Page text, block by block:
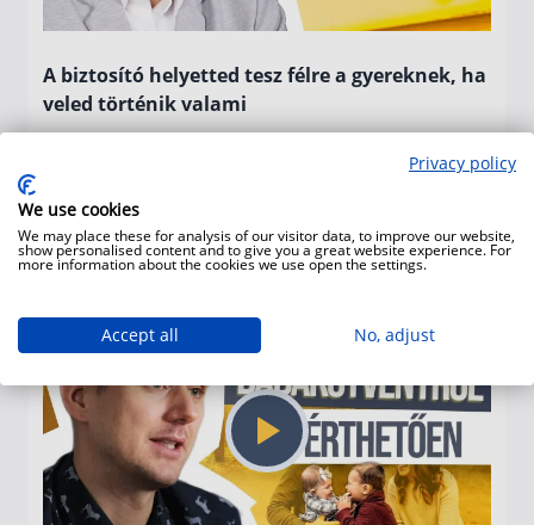
A biztosító helyetted tesz félre a gyereknek, ha
veled történik valami
akkor is gyarapodjon tovább, ha veled történik valami.
Balogh Zoltán mutatja, mit kell tenned.
Privacy policy
We use cookies
We may place these for analysis of our visitor data, to improve our website,
show personalised content and to give you a great website experience. For
more information about the cookies we use open the settings.
Accept all No, adjust